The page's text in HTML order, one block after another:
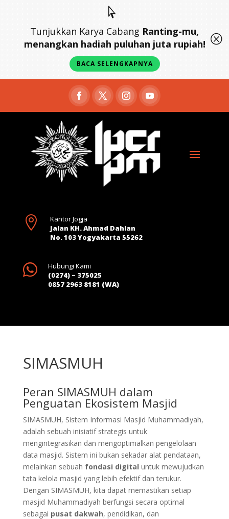

Tunjukkan Karya Cabang Ranting-mu,
menangkan hadiah puluhan juta rupiah!
BACA SELENGKAPNYA
Q

Kantor Jogja
Jalan KH. Ahmad Dahlan
No. 103 Yogyakarta 55262

Hubungi Kami
(0274) – 375025
0857 2963 8181 (WA)
SIMASMUH
Peran SIMASMUH dalam
Penguatan Ekosistem Masjid
SIMASMUH, Sistem Informasi Masjid Muhammadiyah,
adalah sebuah inisiatif strategis untuk
mengintegrasikan dan mengoptimalkan pengelolaan
data masjid. Sistem ini bukan sekadar alat pendataan,
melainkan sebuah fondasi digital untuk mewujudkan
tata kelola masjid yang lebih efektif dan terukur.
Dengan SIMASMUH, kita dapat memastikan setiap
masjid Muhammadiyah berfungsi secara optimal
sebagai pusat dakwah, pendidikan, dan